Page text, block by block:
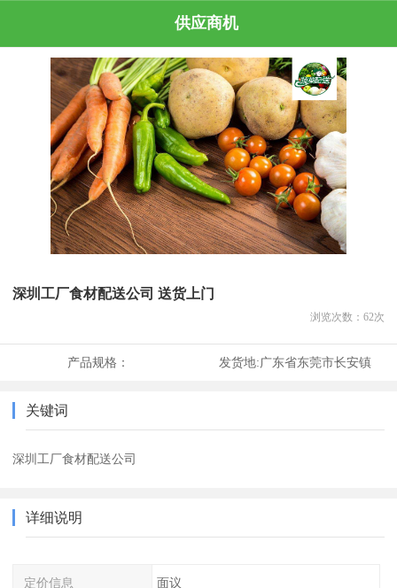
供应商机
深圳工厂食材配送公司 送货上门
浏览次数： 62次
产品规格： 发货地:广东省东莞市长安镇
关键词
深圳工厂食材配送公司
详细说明
定价信息 面议